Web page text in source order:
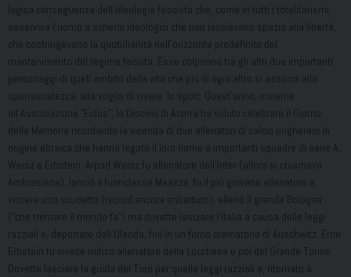
logica conseguenza dell’ideologia fascista che, come in tutti i totalitarismi,
asserviva l’uomo a schemi ideologici che non lasciavano spazio alla libertà,
che costringevano la quotidianità nell’orizzonte predefinito del
mantenimento del regime facista. Esse colpirono tra gli altri due importanti
personaggi di quell’ambito della vita che più di ogni altro si associa alla
spensieratezza, alla voglia di vivere: lo sport. Quest’anno, insieme
all’Associazione “Eidos”, la Diocesi di Acerra ha voluto celebrare il Giorno
della Memoria ricordando la vicenda di due allenatori di calcio ungheresi di
origine ebraica che hanno legato il loro nome a importanti squadre di serie A:
Weisz e Erbstein. Arpad Weisz fu allenatore dell’Inter (allora si chiamava
Ambrosiana), lanciò il fuoriclasse Meazza, fu il più giovane allenatore a
vincere uno scudetto (record ancora imbattuto), allenò il grande Bologna
(“che tremare il mondo fa”) ma dovette lasciare l’Italia a causa delle leggi
razziali e, deportato dall’Olanda, finì in un forno crematorio di Auschwitz. Ernö
Erbstein fu invece mitico allenatore della Lucchese e poi del Grande Torino.
Dovette lasciare la guida del Toro per quelle leggi razziali e, ritornato a